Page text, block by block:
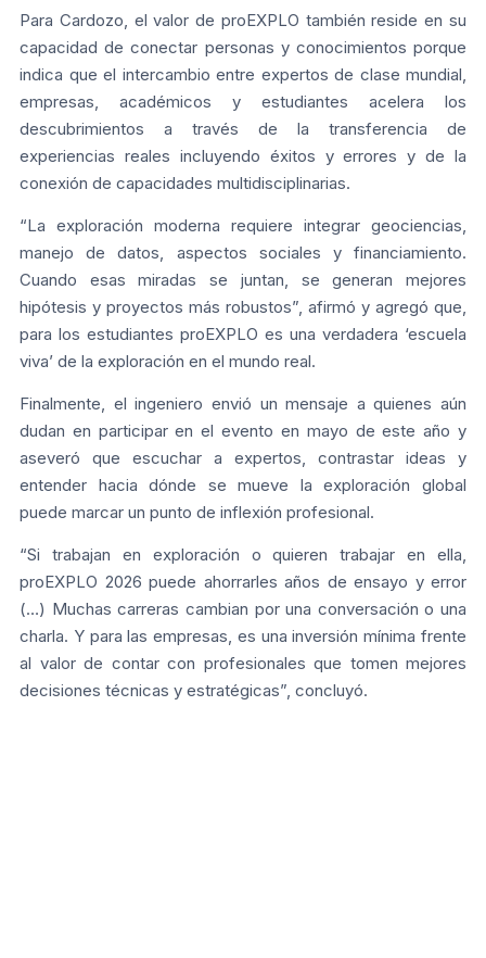
Para Cardozo, el valor de proEXPLO también reside en su
capacidad de conectar personas y conocimientos porque
indica que el intercambio entre expertos de clase mundial,
empresas, académicos y estudiantes acelera los
descubrimientos a través de la transferencia de
experiencias reales incluyendo éxitos y errores y de la
conexión de capacidades multidisciplinarias.
“La exploración moderna requiere integrar geociencias,
manejo de datos, aspectos sociales y financiamiento.
Cuando esas miradas se juntan, se generan mejores
hipótesis y proyectos más robustos”, afirmó y agregó que,
para los estudiantes proEXPLO es una verdadera ‘escuela
viva’ de la exploración en el mundo real.
Finalmente, el ingeniero envió un mensaje a quienes aún
dudan en participar en el evento en mayo de este año y
aseveró que escuchar a expertos, contrastar ideas y
entender hacia dónde se mueve la exploración global
puede marcar un punto de inflexión profesional.
“Si trabajan en exploración o quieren trabajar en ella,
proEXPLO 2026 puede ahorrarles años de ensayo y error
(…) Muchas carreras cambian por una conversación o una
charla. Y para las empresas, es una inversión mínima frente
al valor de contar con profesionales que tomen mejores
decisiones técnicas y estratégicas”, concluyó.